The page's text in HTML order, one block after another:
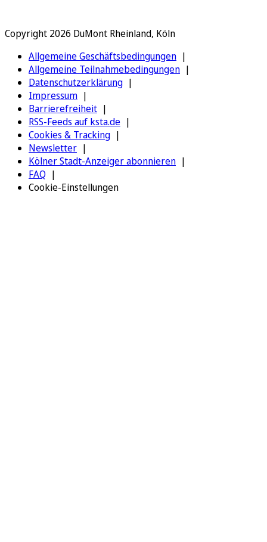
Copyright 2026 DuMont Rheinland, Köln
Allgemeine Geschäftsbedingungen
Allgemeine Teilnahmebedingungen
Datenschutzerklärung
Impressum
Barrierefreiheit
RSS-Feeds auf ksta.de
Cookies & Tracking
Newsletter
Kölner Stadt-Anzeiger abonnieren
FAQ
Cookie-Einstellungen